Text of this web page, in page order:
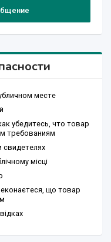
месте
убедитесь, что товар
требованиям
свидетелях
місці
що товар